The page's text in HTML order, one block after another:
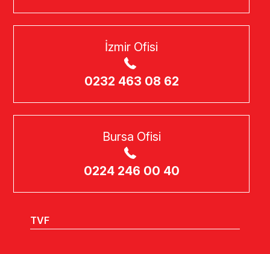
İzmir Ofisi
0232 463 08 62
Bursa Ofisi
0224 246 00 40
TVF